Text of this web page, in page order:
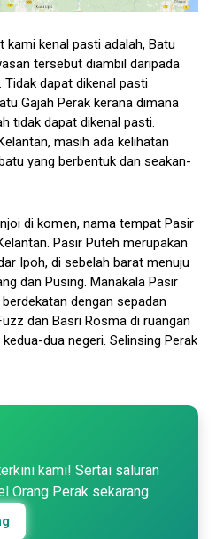
kami kenal pasti adalah, Batu
tersebut diambil daripada
Tidak dapat dikenal pasti
Gajah Perak kerana dimana
tidak dapat dikenal pasti.
masih ada kelihatan
yang berbentuk dan seakan-
di komen, nama tempat Pasir
Pasir Puteh merupakan
Ipoh, di sebelah barat menuju
dan Pusing. Manakala Pasir
dengan sepadan
dan Basri Rosma di ruangan
dua negeri. Selinsing Perak
kami! Sertai saluran
Orang Perak sekarang.